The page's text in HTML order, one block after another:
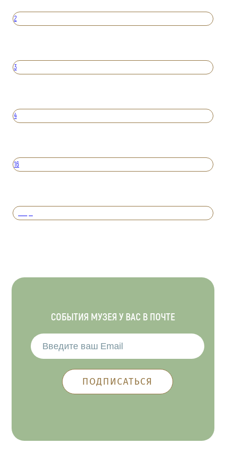
2
3
4
16
СОБЫТИЯ МУЗЕЯ У ВАС В ПОЧТЕ